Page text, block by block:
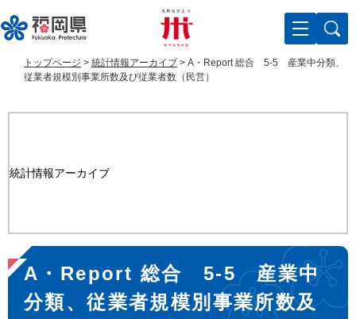
ー
ジ
ニ
ュ
文
トップページ > 統計情報アーカイブ > A・Report 総合 5-5 産業中分類、
従業者規模別事業所数及び従業者数（民営）
統計情報アーカイブ
本
文
A・Report 総合 5-5 産業中
分類、従業者規模別事業所数及